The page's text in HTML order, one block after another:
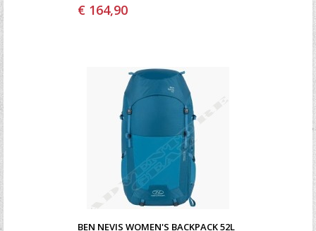
€ 164,90
BEN NEVIS WOMEN'S BACKPACK 52L